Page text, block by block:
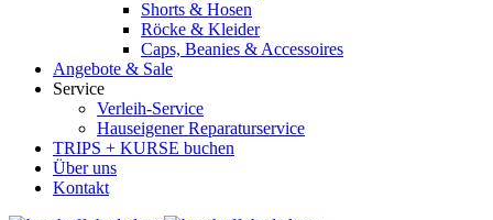
Shorts & Hosen
Röcke & Kleider
Caps, Beanies & Accessoires
Angebote & Sale
Service
Verleih-Service
Hauseigener Reparaturservice
TRIPS + KURSE buchen
Über uns
Kontakt